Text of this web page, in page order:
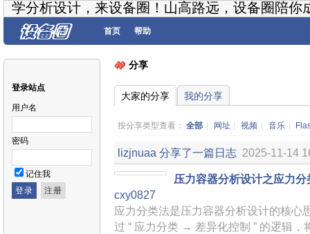
学分析设计，来设备圈！山高路远，设备圈陪你
首页 帮助
登录站点
用户名
密码
记住我
分享
大家的分享 我的分享
按分享类型查看： 全部 网址 视频 音乐
lizjnuaa 分享了一篇日志 2025-11-14
压力容器分析设计之应力
cxy0827
应力分类法是压力容器分析设计的核心
过 “ 应力分类 → 差异化控制 ” 的逻辑